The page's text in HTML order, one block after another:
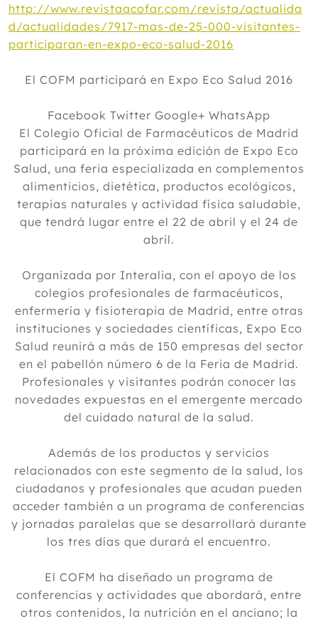
http://www.revistaacofar.com/revista/actualida
d/actualidades/7917-mas-de-25-000-visitantes-
participaran-en-expo-eco-salud-2016
El COFM participará en Expo Eco Salud 2016
Facebook Twitter Google+ WhatsApp
El Colegio Oficial de Farmacéuticos de Madrid
participará en la próxima edición de Expo Eco
Salud, una feria especializada en complementos
alimenticios, dietética, productos ecológicos,
terapias naturales y actividad física saludable,
que tendrá lugar entre el 22 de abril y el 24 de
abril.
Organizada por Interalia, con el apoyo de los
colegios profesionales de farmacéuticos,
enfermería y fisioterapia de Madrid, entre otras
instituciones y sociedades científicas, Expo Eco
Salud reunirá a más de 150 empresas del sector
en el pabellón número 6 de la Feria de Madrid.
Profesionales y visitantes podrán conocer las
novedades expuestas en el emergente mercado
del cuidado natural de la salud.
Además de los productos y servicios
relacionados con este segmento de la salud, los
ciudadanos y profesionales que acudan pueden
acceder también a un programa de conferencias
y jornadas paralelas que se desarrollará durante
los tres días que durará el encuentro.
El COFM ha diseñado un programa de
conferencias y actividades que abordará, entre
otros contenidos, la nutrición en el anciano; la